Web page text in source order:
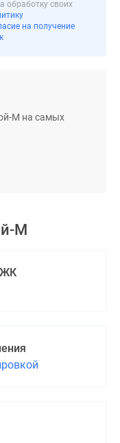
обработку своих
на получение
М на самых
М
ЖК